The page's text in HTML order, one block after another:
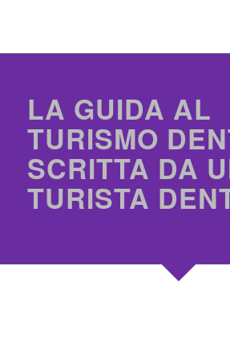
LA GUIDA AL
TURISMO
SCRITTA DA
TURISTA